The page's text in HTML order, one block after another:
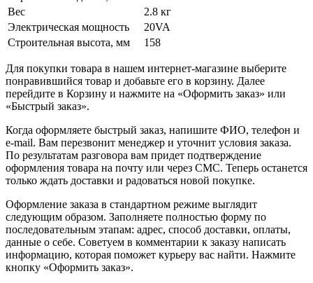
Вес
2.8 кг
Электрическая мощность
20VA
Строительная высота, мм
158
Для покупки товара в нашем интернет-магазине выберите
понравившийся товар и добавьте его в корзину. Далее
перейдите в Корзину и нажмите на «Оформить заказ» или
«Быстрый заказ».
Когда оформляете быстрый заказ, напишите ФИО, телефон и
e-mail. Вам перезвонит менеджер и уточнит условия заказа.
По результатам разговора вам придет подтверждение
оформления товара на почту или через СМС. Теперь останется
только ждать доставки и радоваться новой покупке.
Оформление заказа в стандартном режиме выглядит
следующим образом. Заполняете полностью форму по
последовательным этапам: адрес, способ доставки, оплаты,
данные о себе. Советуем в комментарии к заказу написать
информацию, которая поможет курьеру вас найти. Нажмите
кнопку «Оформить заказ».